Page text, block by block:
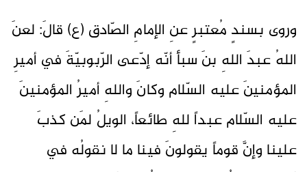
وروى بسندٍ مُعتبرٍ عنِ الإمامِ الصّادق (ع) قالَ: لعنَ
اللهُ عبدَ اللهِ بنَ سبأ أنّه إدّعى الرّبوبيّةَ في أميرِ
المؤمنينَ عليه السّلام وكانَ واللهِ أميرُ المؤمنينَ
عليه السّلام عبداً للهِ طائعاً، الويلُ لمَن كذبَ
علينا وإنَّ قوماً يقولونَ فينا ما لا نقولُه في